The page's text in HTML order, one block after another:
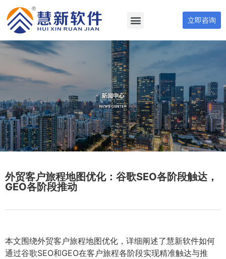
立即咨询
外贸客户旅程地图优化：谷歌SEO各阶段触达，
GEO各阶段推动
本文围绕外贸客户旅程地图优化，详细阐述了慧新软件如何
通过谷歌SEO和GEO在客户旅程各阶段实现精准触达与推